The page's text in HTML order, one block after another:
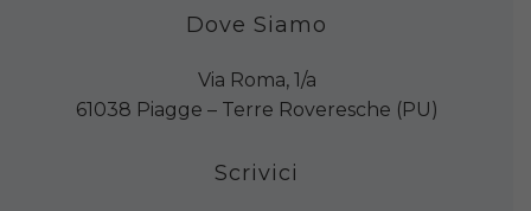
Dove Siamo
Via Roma, 1/a
61038 Piagge – Terre Roveresche (PU)
Scrivici